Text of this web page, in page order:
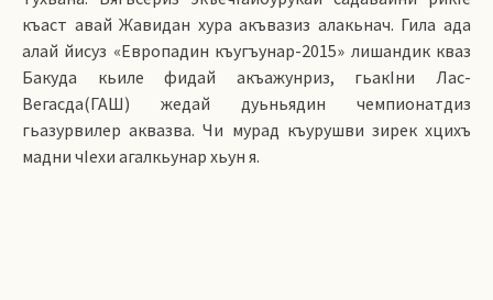
къаст авай Жавидан хура акъвазиз алакьнач. Гила ада
алай йисуз «Европадин къугъунар-2015» лишандик кваз
Бакуда кьиле фидай акъажунриз, гьакIни Лас-
Вегасда(ГАШ) жедай дуьньядин чемпионатдиз
гьазурвилер аквазва. Чи мурад къурушви зирек хцихъ
мадни чIехи агалкьунар хьун я.